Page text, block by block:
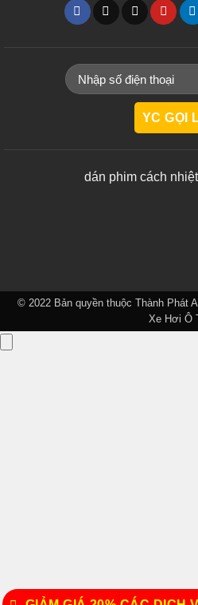
dán phim cách
© 2022 Bản quyền thuộc Thành Phát
Xe Hơi Ô